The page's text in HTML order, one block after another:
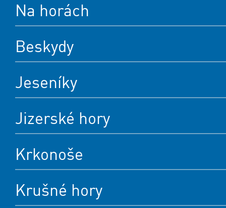
Na horách
Beskydy
Jeseníky
Jizerské hory
Krkonoše
Krušné hory